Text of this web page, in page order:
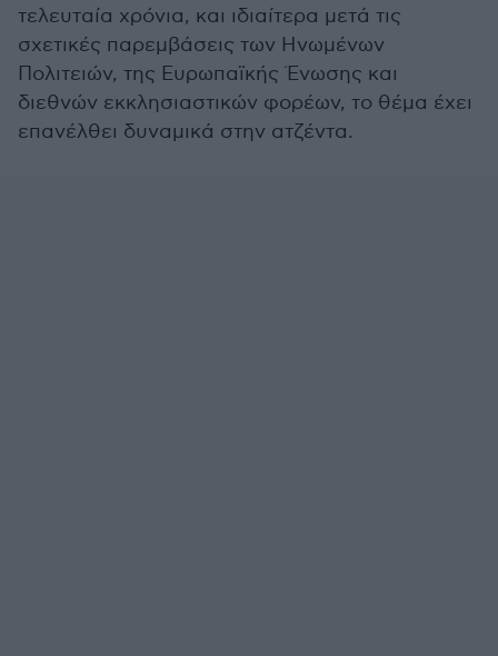
τελευταία χρόνια, και ιδιαίτερα μετά τις
σχετικές παρεμβάσεις των Ηνωμένων
Πολιτειών, της Ευρωπαϊκής Ένωσης και
διεθνών εκκλησιαστικών φορέων, το θέμα έχει
επανέλθει δυναμικά στην ατζέντα.